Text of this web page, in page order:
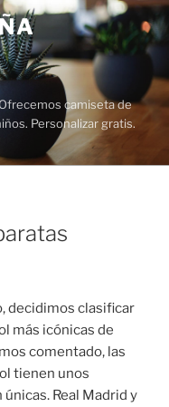
camiseta de
Personalizar gratis.
decidimos clasificar
más icónicas de
comentado, las
tienen unos
Real Madrid y